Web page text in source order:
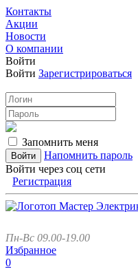
Контакты
Акции
Новости
О компании
Войти
Войти Зарегистрироваться
Запомнить меня
Напомнить пароль
Войти через соц сети
Регистрация
Пн-Вс 09.00-19.00
Избранное
0